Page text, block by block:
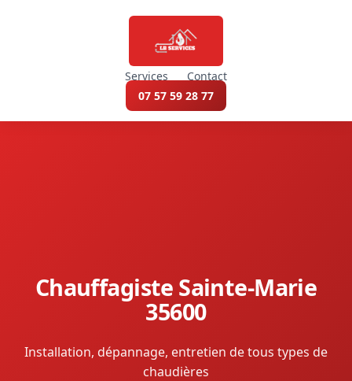
Services
Contact
07 57 59 28 77
Chauffagiste Sainte-Marie
35600
Installation, dépannage, entretien de tous types de
chaudières